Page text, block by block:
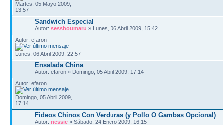
Martes, 05 Mayo 2009,
13:57
Sandwich Especial
Autor: sesshoumaru » Lunes, 06 Abril 2009, 15:42
Autor: efaron
Lunes, 06 Abril 2009, 22:57
Ensalada China
Autor: efaron » Domingo, 05 Abril 2009, 17:14
Autor: efaron
Domingo, 05 Abril 2009,
17:14
Fideos Chinos Con Verduras (y Pollo O Gambas Opcional)
Autor: nessie » Sábado, 24 Enero 2009, 16:15